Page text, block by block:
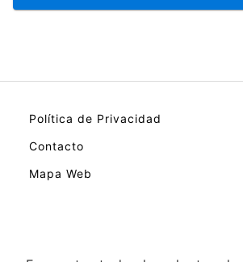
Política de Privacidad
Contacto
Mapa Web